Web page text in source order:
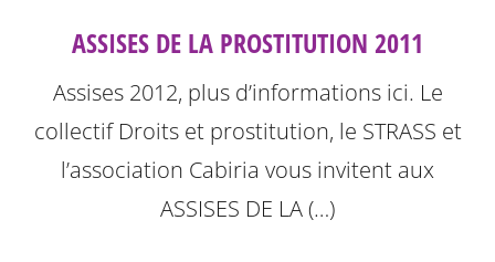
ASSISES DE LA PROSTITUTION 2011
Assises 2012, plus d’informations ici. Le
collectif Droits et prostitution, le STRASS et
l’association Cabiria vous invitent aux
ASSISES DE LA (…)